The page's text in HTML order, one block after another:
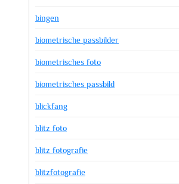
bingen
biometrische passbilder
biometrisches foto
biometrisches passbild
blickfang
blitz foto
blitz fotografie
blitzfotografie